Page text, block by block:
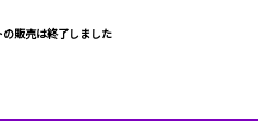
の販売は終了しました